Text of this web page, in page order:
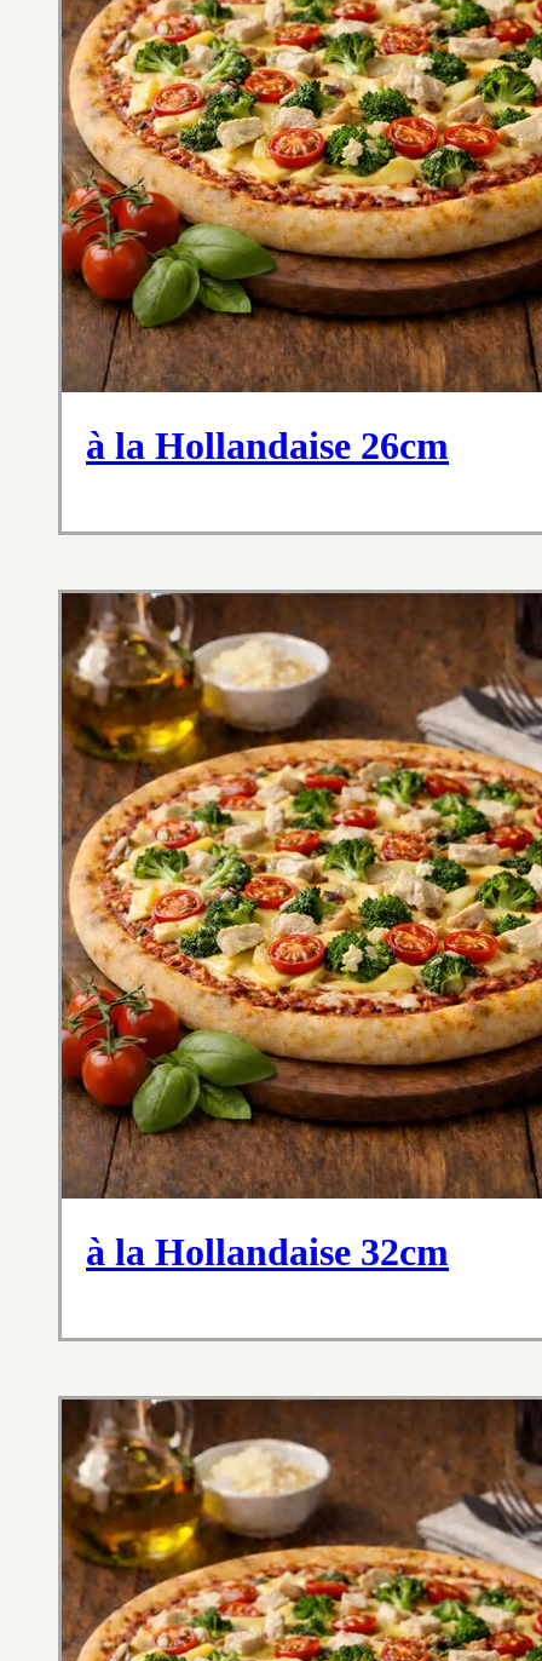
à la Hollandaise 26cm
à la Hollandaise 32cm